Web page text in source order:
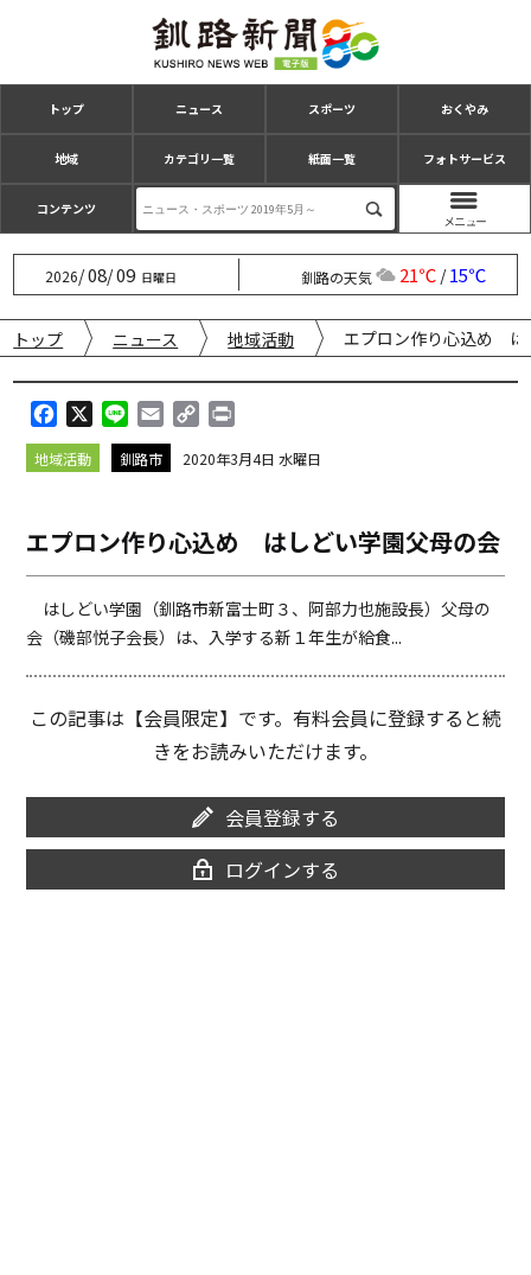
トップ ニュース スポーツ おくやみ
地域 カテゴリ一覧 紙面一覧 フォトサービス
コンテンツ
2026/08/09 日曜日 釧路の天気 21℃/15℃
トップ ニュース 地域活動 エプロン作り心込め は
a
c
o
o
k
i
n
m
a
p
i
n
k
i
地域活動 釧路市 2020年3月4日 水曜日
エプロン作り心込め はしどい学園父母の会
はしどい学園（釧路市新富士町３、阿部力也施設長）父母の
会（磯部悦子会長）は、入学する新１年生が給食...
この記事は【会員限定】です。有料会員に登録すると続
きをお読みいただけます。
会員登録する
ログインする